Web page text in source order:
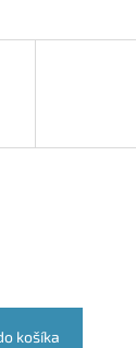
košíka